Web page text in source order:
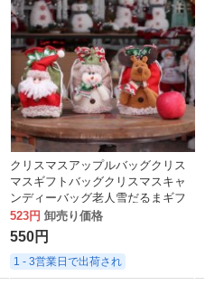
クリスマスアップルバッグクリス
マスギフトバッグクリスマスキャ
ンディーバッグ老人雪だるまギフ
トバッグ模造リネンクリスマス用
品
523円 卸売り価格
550円
1 - 3営業日で出荷され